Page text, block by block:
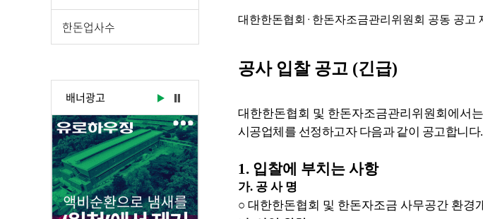
한돈업사수
배너광고
대한한돈협회 · 한돈자조금관리위원회 공동 공고
공사 입찰 공고 (긴급)
대한한돈협회 및 한돈자조금관리위원회에서
시공업체를 선정하고자 다음과 같이 공고합니다.
1. 입찰에 부치는 사항
가. 공 사 명
○ 대한한돈협회 및 한돈자조금 사무공간 환경